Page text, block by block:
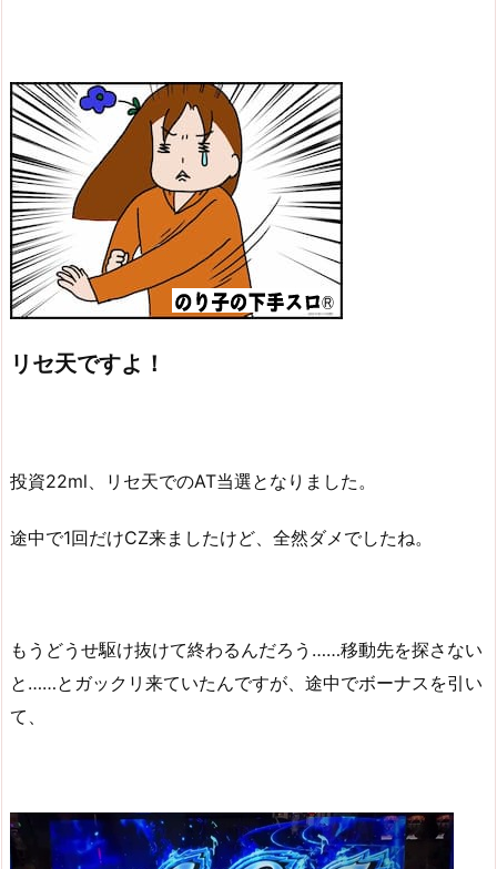
リセ天ですよ！
投資22ml、リセ天でのAT当選となりました。
途中で1回だけCZ来ましたけど、全然ダメでしたね。
もうどうせ駆け抜けて終わるんだろう……移動先を探さない
と……とガックリ来ていたんですが、途中でボーナスを引い
て、